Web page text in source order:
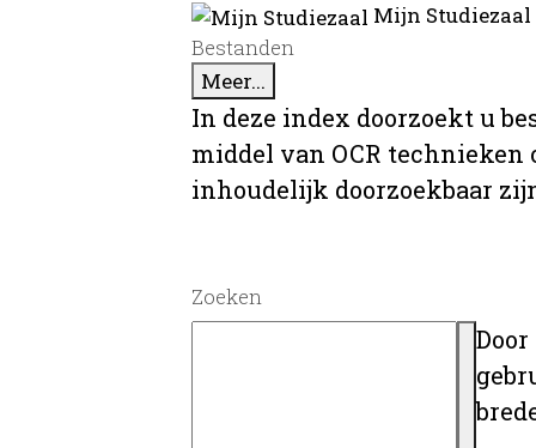
Mijn
Bestanden
Meer...
In deze index doorzoekt u
middel van OCR
inhoudelijk doorzoekbaar
Zoeken